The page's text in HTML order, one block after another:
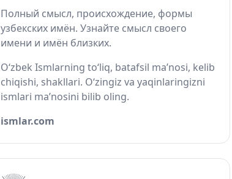
Полный смысл, происхождение, формы
узбекских имён. Узнайте смысл своего
имени и имён близких.
O‘zbek Ismlarning to‘liq, batafsil ma’nosi, kelib
chiqishi, shakllari. O‘zingiz va yaqinlaringizni
ismlari ma’nosini bilib oling.
ismlar.com